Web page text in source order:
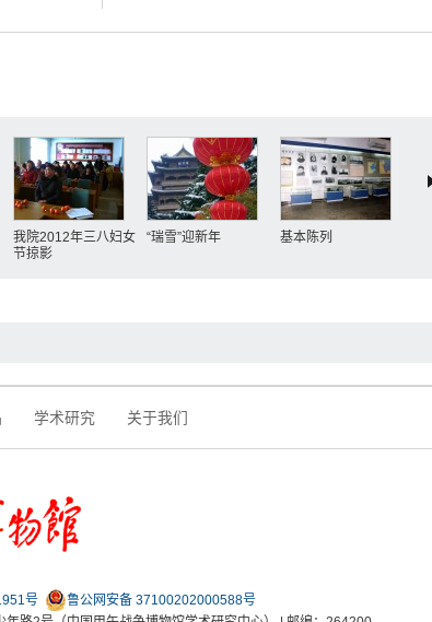
我院2012年三八妇女
节掠影
“瑞雪”迎新年 基本陈列
学术研究 关于我们
号
鲁公网安备 37100202000588号